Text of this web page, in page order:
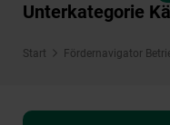
Unterkategorie
Start Fördernavigator